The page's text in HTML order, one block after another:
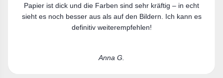
Laura R.